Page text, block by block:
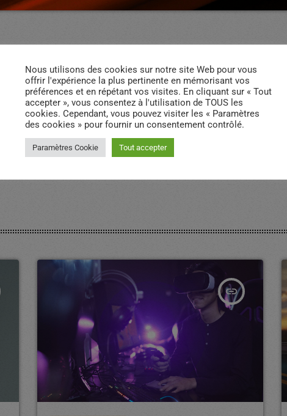
insert_link
Nous utilisons des cookies sur notre site Web pour vous
offrir l'expérience la plus pertinente en mémorisant vos
préférences et en répétant vos visites. En cliquant sur « Tout
accepter », vous consentez à l'utilisation de TOUS les
cookies. Cependant, vous pouvez visiter les « Paramètres
des cookies » pour fournir un consentement contrôlé.
Paramètres Cookie Tout accepter